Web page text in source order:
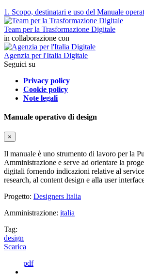
1. Scopo, destinatari e uso del Manuale
Team per la Trasformazione Digitale
in collaborazione con
Agenzia per l'Italia Digitale
Seguici su
Privacy policy
Cookie policy
Note legali
Manuale operativo di design
×
Il manuale è uno strumento di lavoro per la
Amministrazione e serve ad orientare la
digitali fornendo indicazioni relative al
research, al content design e alla user
Progetto: Designers Italia
Amministrazione: italia
Tag:
design
Scarica
pdf